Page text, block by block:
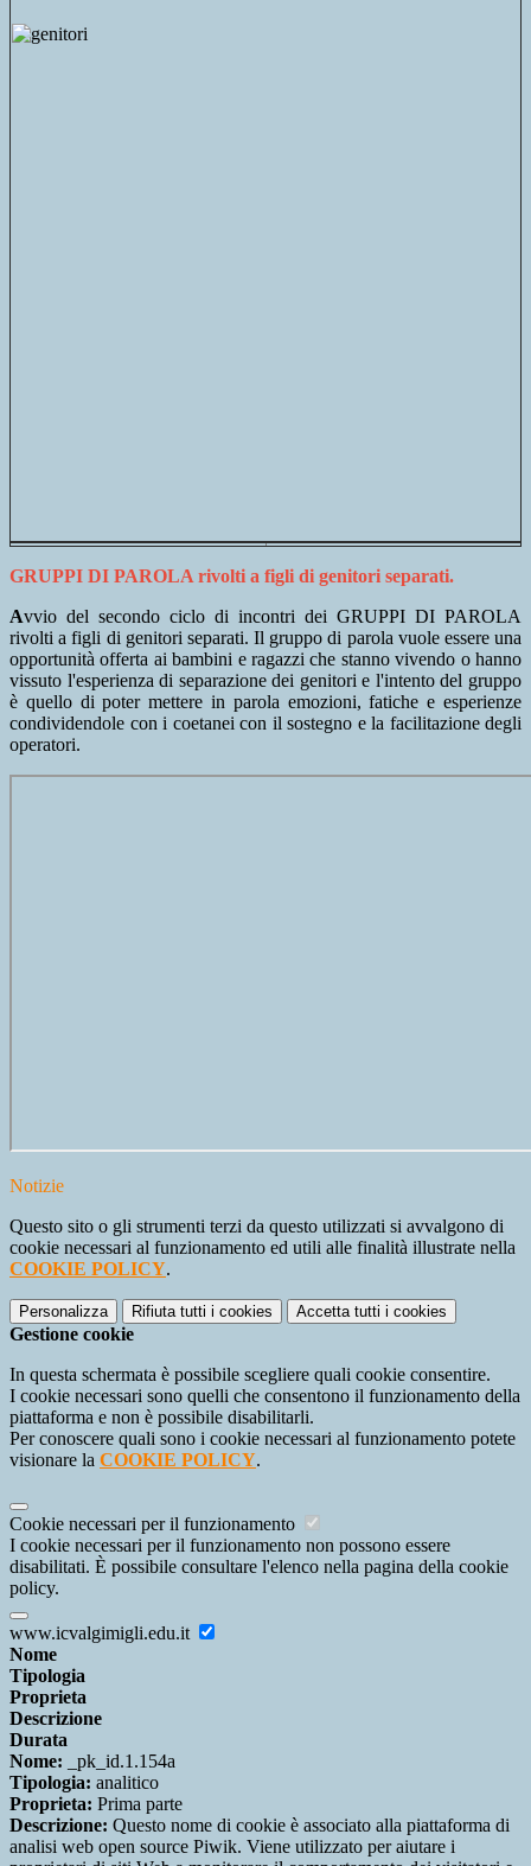
GRUPPI DI PAROLA rivolti a figli di genitori separati.
Avvio del secondo ciclo di incontri dei GRUPPI DI PAROLA
rivolti a figli di genitori separati. Il gruppo di parola vuole essere una
opportunità offerta ai bambini e ragazzi che stanno vivendo o hanno
vissuto l'esperienza di separazione dei genitori e l'intento del gruppo
è quello di poter mettere in parola emozioni, fatiche e esperienze
condividendole con i coetanei con il sostegno e la facilitazione degli
operatori.
Notizie
Questo sito o gli strumenti terzi da questo utilizzati si avvalgono di
cookie necessari al funzionamento ed utili alle finalità illustrate nella
COOKIE POLICY.
Personalizza Rifiuta tutti i cookies Accetta tutti i cookies
Gestione cookie
In questa schermata è possibile scegliere quali cookie consentire.
I cookie necessari sono quelli che consentono il funzionamento della
piattaforma e non è possibile disabilitarli.
Per conoscere quali sono i cookie necessari al funzionamento potete
visionare la COOKIE POLICY.
Cookie necessari per il funzionamento
I cookie necessari per il funzionamento non possono essere
disabilitati. È possibile consultare l'elenco nella pagina della cookie
policy.
www.icvalgimigli.edu.it
Nome
Tipologia
Proprieta
Descrizione
Durata
Nome: _pk_id.1.154a
Tipologia: analitico
Proprieta: Prima parte
Descrizione: Questo nome di cookie è associato alla piattaforma di
analisi web open source Piwik. Viene utilizzato per aiutare i